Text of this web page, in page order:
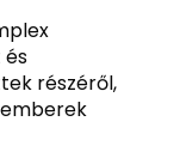
részéről,